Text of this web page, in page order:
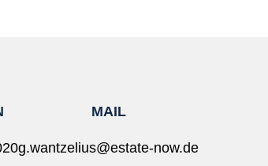
MAIL
g.wantzelius@estate-now.de